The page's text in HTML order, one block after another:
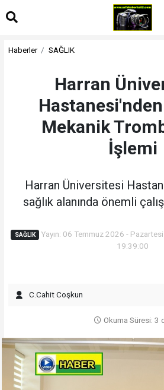
Haberler SAĞLIK
Harran
Hastanesi'nden
Mekanik
İşlemi
Harran Üniversitesi
sağlık alanında önemli
SAĞLIK
Yayın: 06 Temmuz 2026 -
19:39:00
C.Cahit Coşkun
Okuma Süresi: 3